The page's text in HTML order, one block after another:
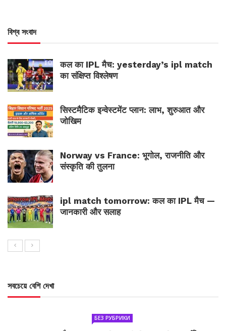
বিশ্ব সংবাদ
कल का IPL मैच: yesterday’s ipl match
का संक्षिप्त विश्लेषण
सिस्टमैटिक इन्वेस्टमेंट प्लान: लाभ, शुरुआत और
जोखिम
Norway vs France: भूगोल, राजनीति और
संस्कृति की तुलना
ipl match tomorrow: कल का IPL मैच —
जानकारी और सलाह
সবচেয়ে বেশি দেখা
БЕЗ РУБРИКИ